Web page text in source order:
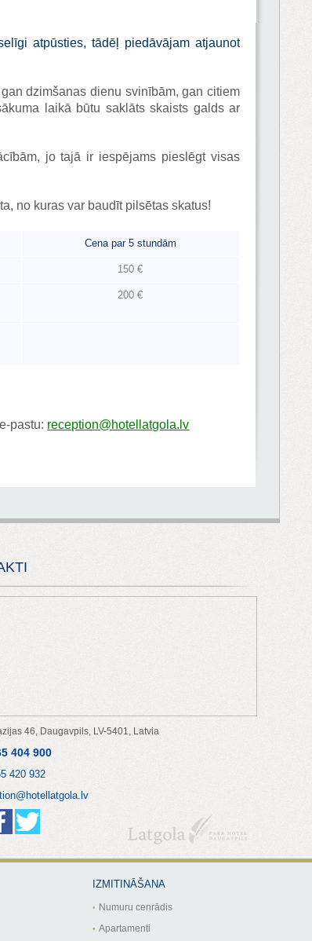
atpūsties, tādēļ piedāvājam atjaunot
dzimšanas dienu svinībām, gan citiem
laikā būtu saklāts skaists galds ar
jo tajā ir iespējams pieslēgt visas
no kuras var baudīt pilsētas skatus!
Cena par 5 stundām
150 €
200 €
pastu: reception@hotellatgola.lv
46, Daugavpils, LV-5401, Latvia
404 900
420 932
IZMITINĀŠANA
Numuru cenrādis
Apartamenti